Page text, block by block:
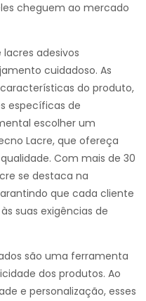
cheguem ao mercado
adesivos
cuidadoso. As
do produto,
específicas de
escolher um
Lacre, que ofereça
Com mais de 30
se destaca na
que cada cliente
suas exigências de
são uma ferramenta
dos produtos. Ao
e personalização, esses